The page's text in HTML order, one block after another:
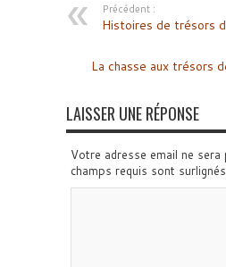
Précédent :
Histoires de trésors
La chasse aux trésors
LAISSER UNE RÉPONSE
Votre adresse email ne sera
champs requis sont surlignés